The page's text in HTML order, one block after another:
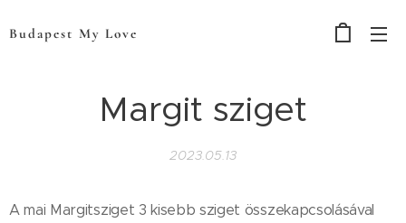
Budapest My Love
Margit sziget
2023.05.13
A mai Margitsziget 3 kisebb sziget összekapcsolásával